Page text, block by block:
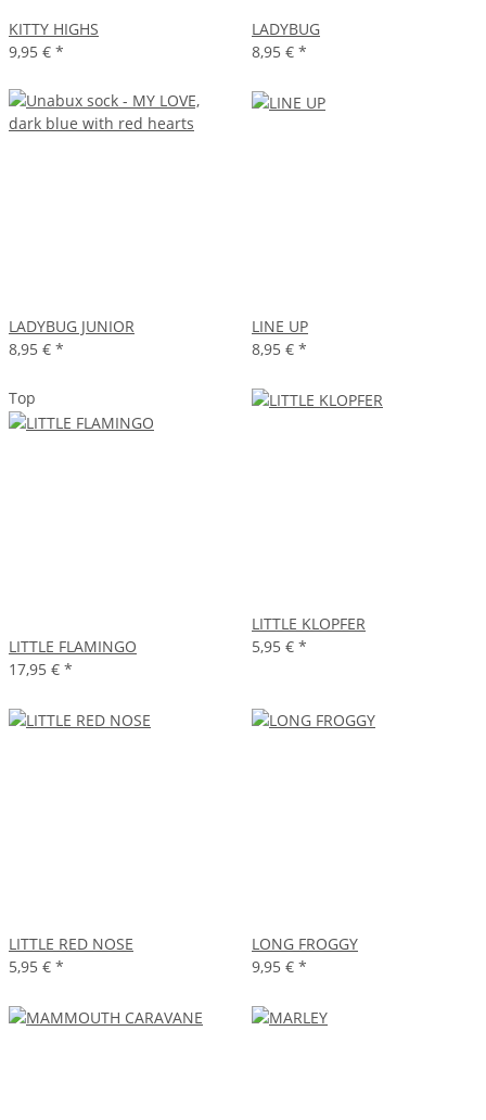
KITTY HIGHS
9,95 € *
LADYBUG
8,95 € *
LADYBUG JUNIOR
8,95 € *
LINE UP
8,95 € *
Top
LITTLE FLAMINGO
17,95 € *
LITTLE KLOPFER
5,95 € *
LITTLE RED NOSE
5,95 € *
LONG FROGGY
9,95 € *